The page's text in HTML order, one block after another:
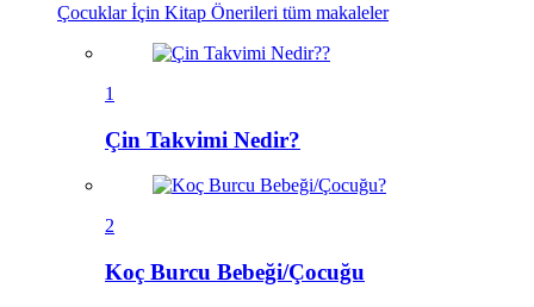
Çocuklar İçin Kitap Önerileri tüm makaleler
1
Çin Takvimi Nedir?
2
Koç Burcu Bebeği/Çocuğu